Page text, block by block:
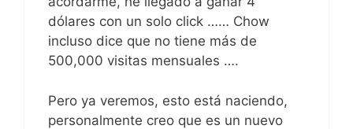
dólares con un solo click …… Chow
incluso dice que no tiene más de
500,000 visitas mensuales ….
Pero ya veremos, esto está naciendo,
personalmente creo que es un nuevo